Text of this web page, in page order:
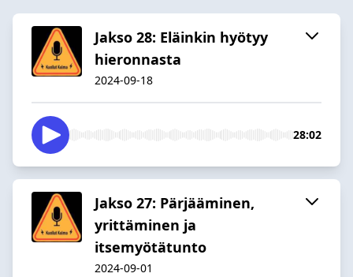
Jakso 28: Eläinkin hyötyy
hieronnasta
2024-09-18
28:02
Jakso 27: Pärjääminen,
yrittäminen ja
itsemyötätunto
2024-09-01